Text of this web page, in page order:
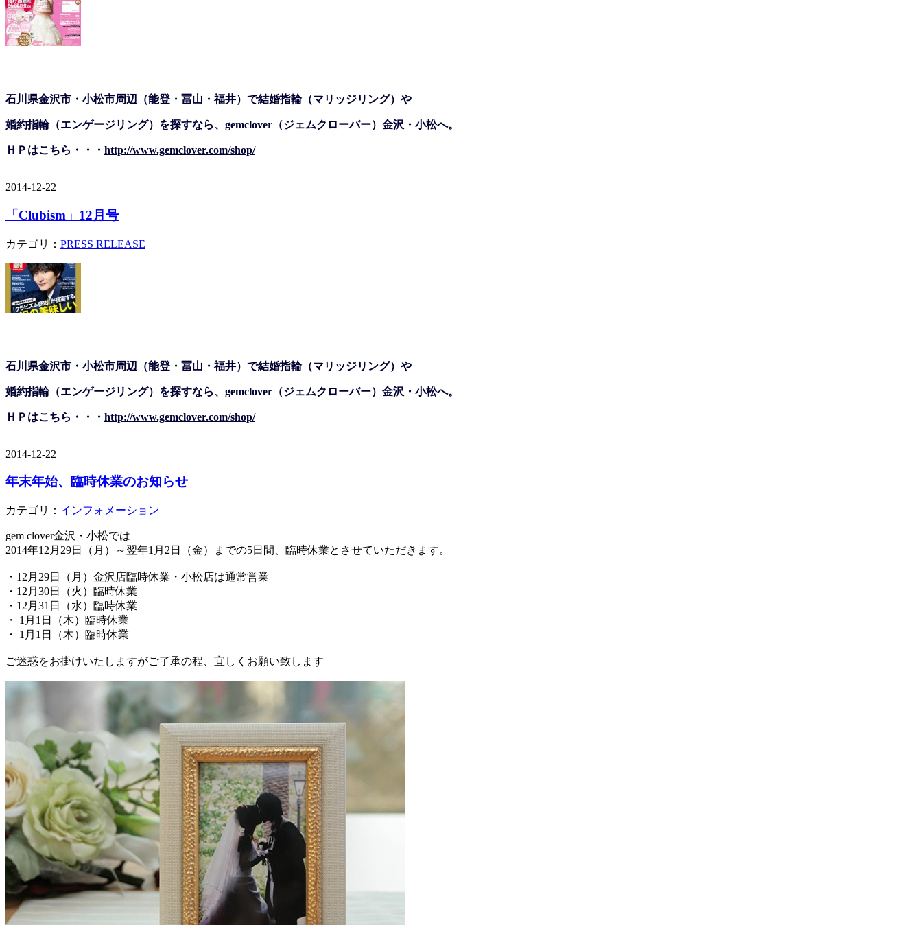
石川県金沢市・小松市周辺（能登・冨山・福井）で結婚指輪（マリッジリング）や
婚約指輪（エンゲージリング）を探すなら、gemclover（ジェムクローバー）金沢・小松へ。
ＨＰはこちら・・・ http://www.gemclover.com/shop/
2014-12-22
「Clubism」12月号
カテゴリ： PRESS RELEASE
石川県金沢市・小松市周辺（能登・冨山・福井）で結婚指輪（マリッジリング）や
婚約指輪（エンゲージリング）を探すなら、gemclover（ジェムクローバー）金沢・小松へ。
ＨＰはこちら・・・ http://www.gemclover.com/shop/
2014-12-22
年末年始、臨時休業のお知らせ
カテゴリ： インフォメーション
gem clover金沢・小松では
2014年12月29日（月）～翌年1月2日（金）までの5日間、臨時休業とさせていただきます。
・12月29日（月）金沢店臨時休業・小松店は通常営業
・12月30日（火）臨時休業
・12月31日（水）臨時休業
・ 1月1日（木）臨時休業
・ 1月1日（木）臨時休業
ご迷惑をお掛けいたしますがご了承の程、宜しくお願い致します